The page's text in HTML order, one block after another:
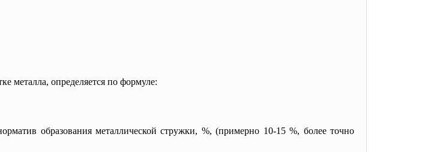
металла, определяется по формуле:
образования металлической стружки, %, (примерно 10-15 %, более точно